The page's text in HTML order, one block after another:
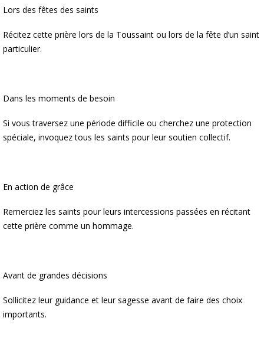
Lors des fêtes des saints
Récitez cette prière lors de la Toussaint ou lors de la fête d’un saint
particulier.
Dans les moments de besoin
Si vous traversez une période difficile ou cherchez une protection
spéciale, invoquez tous les saints pour leur soutien collectif.
En action de grâce
Remerciez les saints pour leurs intercessions passées en récitant
cette prière comme un hommage.
Avant de grandes décisions
Sollicitez leur guidance et leur sagesse avant de faire des choix
importants.